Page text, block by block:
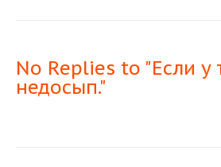
No Replies to "Если у
недосып."